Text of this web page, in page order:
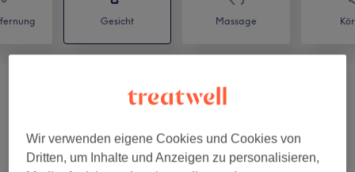
Gesicht Massage
Gesichtsbehandlungen (23)
Augenbrauen (2 ) ab 12 €
Wir verwenden eigene Cookies und Cookies von
Dritten, um Inhalte und Anzeigen zu personalisieren,